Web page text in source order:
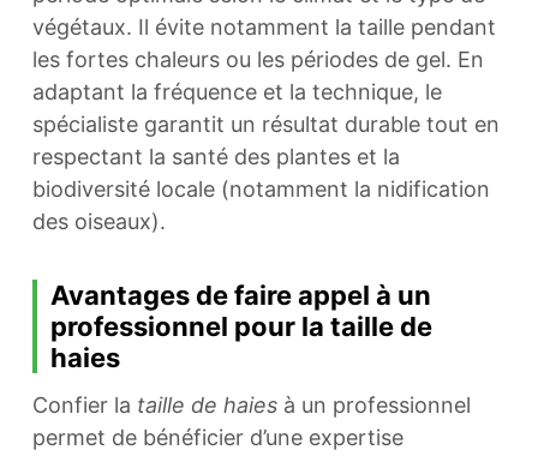
végétaux. Il évite notamment la taille pendant
les fortes chaleurs ou les périodes de gel. En
adaptant la fréquence et la technique, le
spécialiste garantit un résultat durable tout en
respectant la santé des plantes et la
biodiversité locale (notamment la nidification
des oiseaux).
Avantages de faire appel à un
professionnel pour la taille de
haies
Confier la taille de haiesà un professionnel
permet de bénéficier d’une expertise